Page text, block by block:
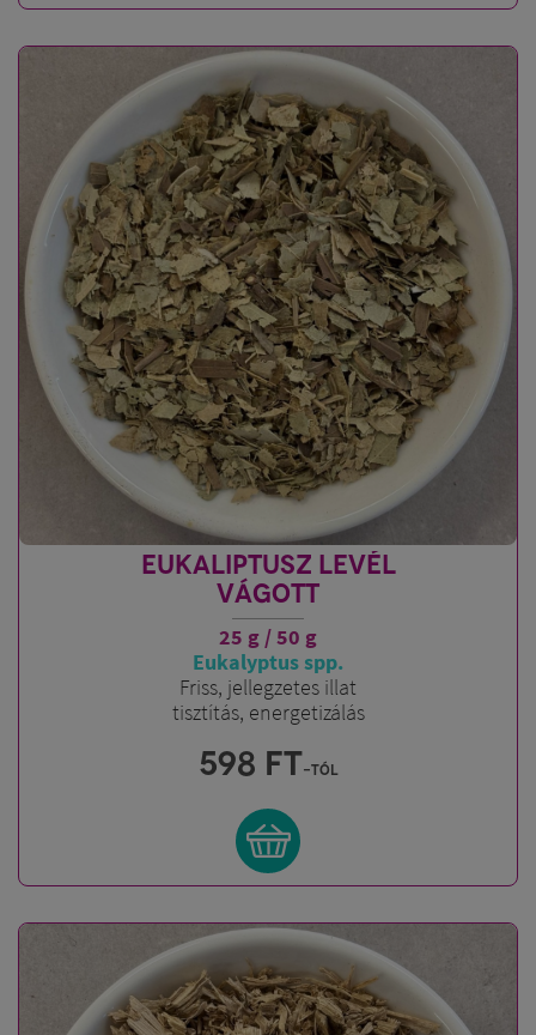
EUKALIPTUSZ LEVÉL
VÁGOTT
25 g / 50 g
Eukalyptus spp.
Friss, jellegzetes illat
tisztítás, energetizálás
598 FT-tól